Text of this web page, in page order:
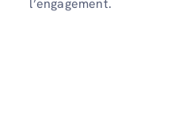
l’engagement.